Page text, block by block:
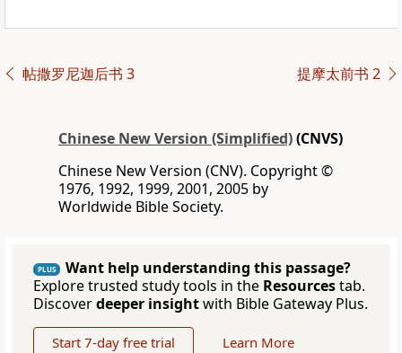
帖撒罗尼迦后书 3 提摩太前书 2
Chinese New Version (Simplified)(CNVS)
Chinese New Version (CNV). Copyright ©
1976, 1992, 1999, 2001, 2005 by
Worldwide Bible Society.
PLUS
Want help understanding this passage?
Explore trusted study tools in the Resourcestab.
Discoverdeeper insightwith Bible Gateway Plus.
Start 7-day free trial Learn More